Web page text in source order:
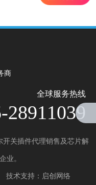
商
全球服务热线
28911039
关插件代理销售及芯片解
业。
术支持： 启创网络